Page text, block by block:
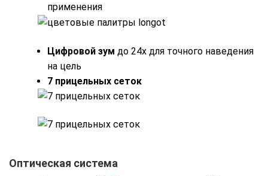
применения
Цифровой зум до 24x для точного наведения
на цель
7 прицельных сеток
Оптическая система